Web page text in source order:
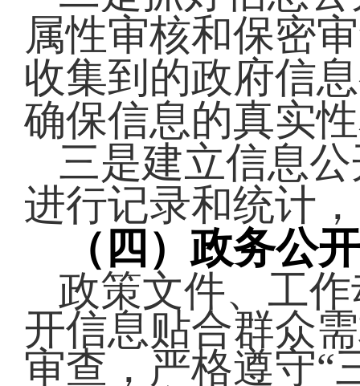
属性审核和保密
收集到的政府信
确保信息的真实
三是建立信息
进行记录和统计
（四）政务公
政策文件、工
开信息贴合群众
审查，严格遵守“